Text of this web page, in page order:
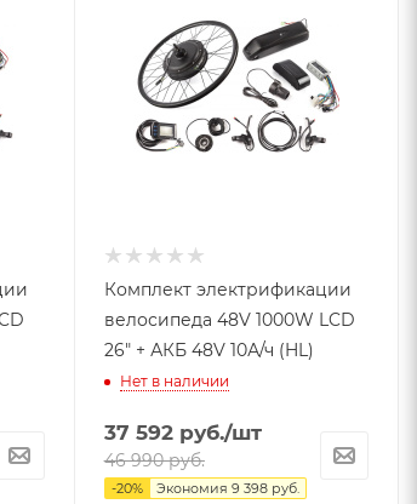
Комплект электрификации
велосипеда 48V 1000W LCD
26" + АКБ 48V 10А/ч (HL)
Нет в наличии
37 592руб./шт
46 990руб.
-20% Экономия 9 398руб.